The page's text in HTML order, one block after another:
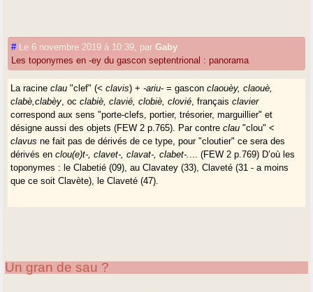
# Le 6 novembre 2019 à 10:39 parGaby
Les toponymes en -ey du gascon septentrional : panorama
La racineclau "clef" (<clavis) +-ariu- = gasconclaouèy, claouè,
clabè,clabèy , occlabiè, clavié, clobiè, clovié , françaisclavier
correspond aux sens "porte-clefs, portier, trésorier, marguillier" et
désigne aussi des objets (FEW 2 p.765). Par contreclau "clou" <
clavus ne fait pas de dérivés de ce type, pour "cloutier" ce sera des
dérivés enclou(e)t-, clavet-, clavat-, clabet-.
... (FEW 2 p.769) D’où les
toponymes : le Clabetié (09), au Clavatey (33), Claveté (31 - a moins
que ce soit Clavète), le Claveté (47).
Un gran de sau ?